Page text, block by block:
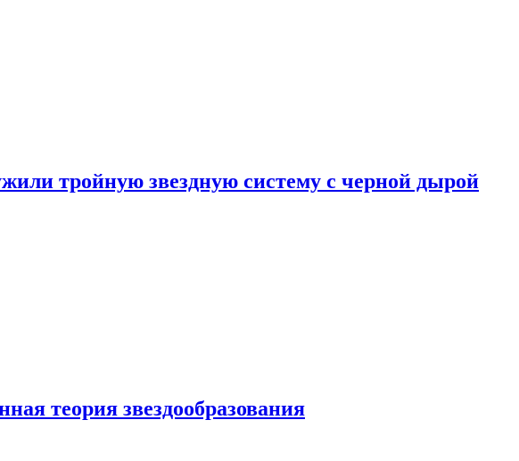
тройную звездную систему с черной дырой
теория звездообразования